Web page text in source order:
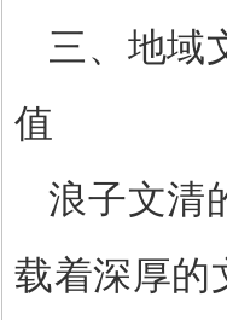
三、地域
值
浪子文清
载着深厚的